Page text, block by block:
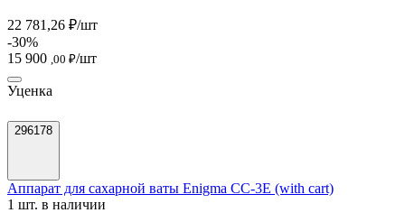
22 781,26 ₽/шт
-30%
15 900 ,00 ₽/шт
Уценка
296178
Аппарат для сахарной ваты Enigma CC-3E (with cart)
1 шт. в наличии